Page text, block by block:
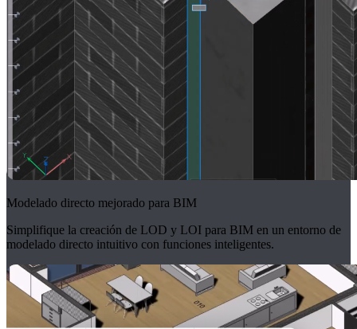
Modelado directo mejorado para BIM
Simplifique la creación de LOD y LOI para BIM en un entorno de
modelado directo intuitivo con funciones inteligentes.